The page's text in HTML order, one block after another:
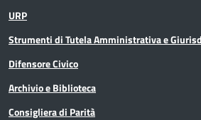
URP
Strumenti di Tutela Amministrativa e
Difensore Civico
Archivio e Biblioteca
Consigliera di Parità